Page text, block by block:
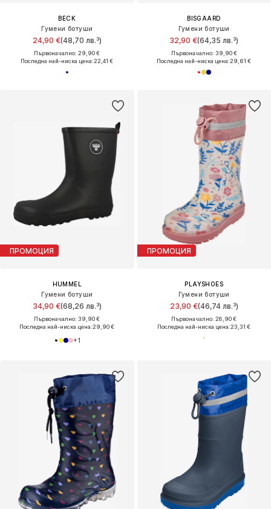
BECK
Гумени ботуши
24,90 €(48,70 лв.³)
Първоначално: 29,90 €
Последна най-ниска цена:22,41 €
BISGAARD
Гумени ботуши
32,90 €(64,35 лв.³)
Първоначално: 39,90 €
Последна най-ниска цена:29,61 €
ПРОМОЦИЯ
HUMMEL
Гумени ботуши
34,90 €(68,26 лв.³)
Първоначално: 39,90 €
Последна най-ниска цена:29,90 €
+1
ПРОМОЦИЯ
PLAYSHOES
Гумени ботуши
23,90 €(46,74 лв.³)
Първоначално: 28,90 €
Последна най-ниска цена:23,31 €